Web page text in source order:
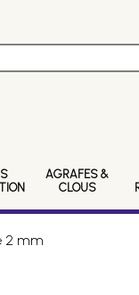
AGRAFES &
CLOUS
2 mm